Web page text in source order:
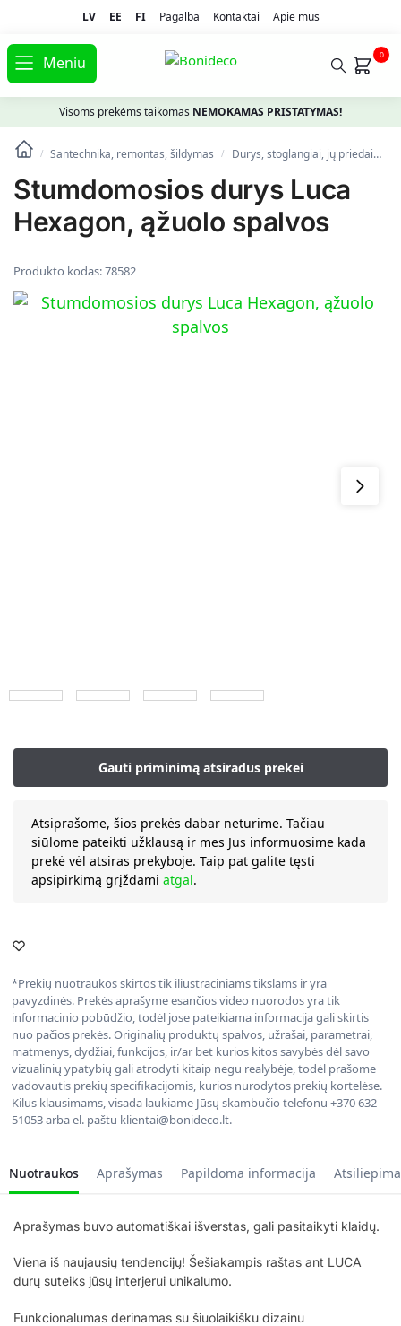
LV EE FI Pagalba Kontaktai Apie mus
Meniu 0
Visoms prekėms taikomas NEMOKAMAS PRISTATYMAS!
/ Santechnika, remontas, šildymas / Durys, stoglangiai, jų priedai
Stumdomosios durys Luca
Hexagon, ąžuolo spalvos
Produkto kodas:78582
Atsiprašome, šios prekės dabar neturime. Tačiau
siūlome pateikti užklausą ir mes Jus informuosime kada
prekė vėl atsiras prekyboje. Taip pat galite tęsti
apsipirkimą grįždami atgal.
*Prekių nuotraukos skirtos tik iliustraciniams tikslams ir yra
pavyzdinės. Prekės aprašyme esančios video nuorodos yra tik
informacinio pobūdžio, todėl jose pateikiama informacija gali skirtis
nuo pačios prekės. Originalių produktų spalvos, užrašai, parametrai,
matmenys, dydžiai, funkcijos, ir/ar bet kurios kitos savybės dėl savo
vizualinių ypatybių gali atrodyti kitaip negu realybėje, todėl prašome
vadovautis prekių specifikacijomis, kurios nurodytos prekių kortelėse.
Kilus klausimams, visada laukiame Jūsų skambučio telefonu +370 632
51053 arba el. paštu klientai@bonideco.lt.
Nuotraukos Aprašymas Papildoma informacija
Aprašymas buvo automatiškai išverstas, gali pasitaikyti klaidų.
Viena iš naujausių tendencijų! Šešiakampis raštas ant LUCA
durų suteiks jūsų interjerui unikalumo.
Funkcionalumas derinamas su šiuolaikišku dizainu